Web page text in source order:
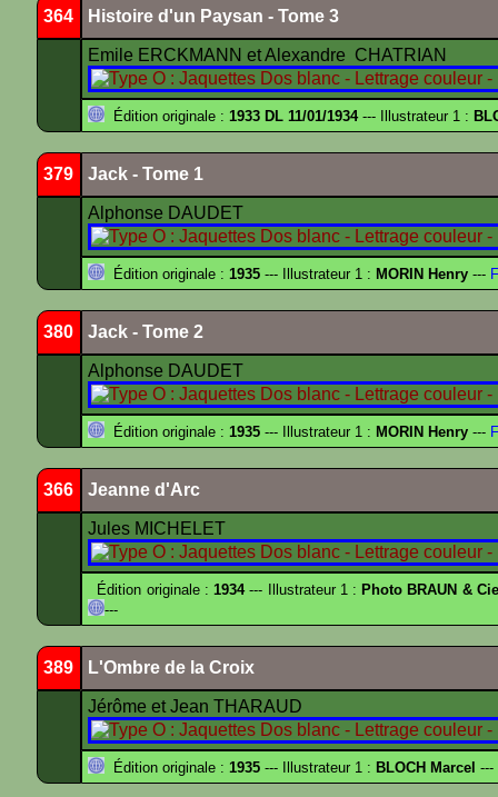
364 Histoire d'un Paysan - Tome 3
Emile ERCKMANN et Alexandre CHATRIAN
Édition originale : 1933 DL 11/01/1934--- Illustrateur 1 :
379 Jack - Tome 1
Alphonse DAUDET
Édition originale : 1935 --- Illustrateur 1 : MORIN Henry ---
380 Jack - Tome 2
Alphonse DAUDET
Édition originale : 1935 --- Illustrateur 1 : MORIN Henry ---
366 Jeanne d'Arc
Jules MICHELET
Édition originale :1934--- Illustrateur 1 : Photo BRAUN &
---
389 L'Ombre de la Croix
Jérôme et Jean THARAUD
Édition originale : 1935 --- Illustrateur 1 : BLOCH Marcel ---